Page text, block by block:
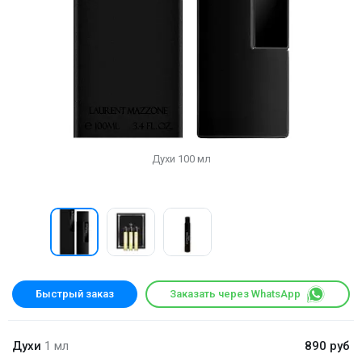
Духи 100 мл
Быстрый заказ Заказать через WhatsApp
Духи 1 мл
890 руб